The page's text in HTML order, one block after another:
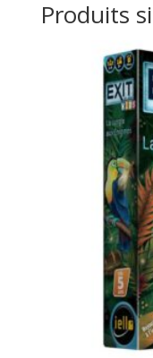
Produits